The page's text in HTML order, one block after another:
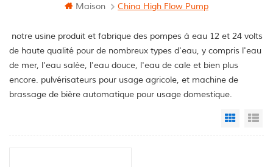
Maison China High Flow Pump
notre usine produit et fabrique des pompes à eau 12 et 24 volts
de haute qualité pour de nombreux types d'eau, y compris l'eau
de mer, l'eau salée, l'eau douce, l'eau de cale et bien plus
encore. pulvérisateurs pour usage agricole, et machine de
brassage de bière automatique pour usage domestique.
Grid